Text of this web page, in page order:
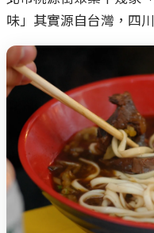
味」其實源自台灣，四